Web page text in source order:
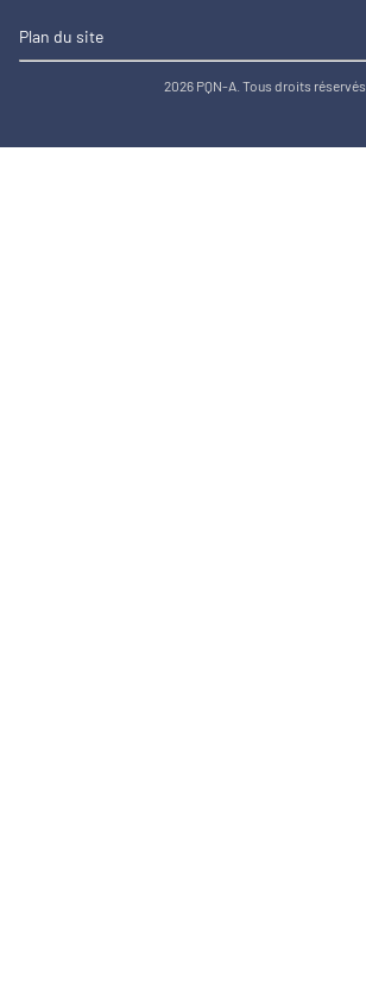
Plan du site
2026 PQN-A. Tous droits réservés.